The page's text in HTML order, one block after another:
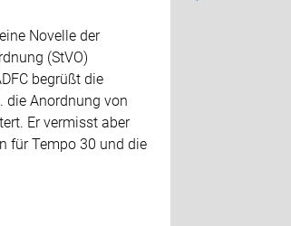
Novelle der
(StVO)
begrüßt die
die Anordnung von
Er vermisst aber
für Tempo 30 und die